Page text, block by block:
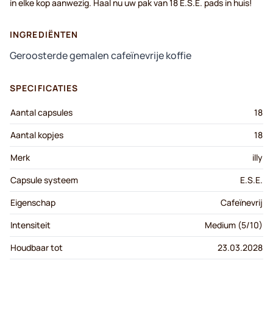
inelke kopaanwezig. Haal nuuw pakvan 18 E.S.E. pads in huis!
INGREDIËNTEN
Geroosterde gemalen cafeïnevrije koffie
SPECIFICATIES
Aantal capsules
18
Aantal kopjes
18
Merk
illy
Capsule systeem
E.S.E.
Eigenschap
Cafeïnevrij
Intensiteit
Medium (5/10)
Houdbaar tot
23.03.2028